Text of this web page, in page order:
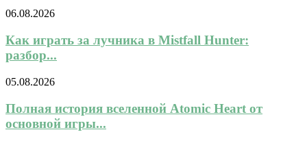
06.08.2026
Как играть за лучника в Mistfall Hunter:
разбор...
05.08.2026
Полная история вселенной Atomic Heart от
основной игры...